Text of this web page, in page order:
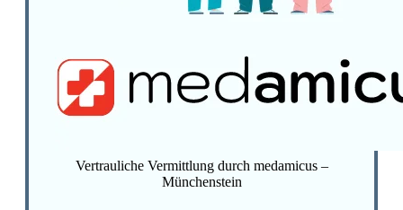
Vertrauliche Vermittlung durch medamicus –
Münchenstein